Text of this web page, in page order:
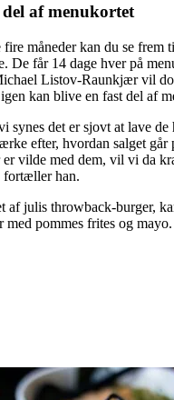
af menukortet
måneder kan du se frem
De får 14 dage hver på
Listov-Raunkjær vil
kan blive en fast del af
synes det er sjovt at lave de
efter, hvordan salget går
er vilde med dem, vil vi da
fortæller han.
af julis throwback-burger,
pommes frites og mayo.